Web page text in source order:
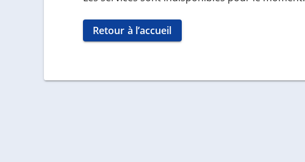
Retour à l’accueil